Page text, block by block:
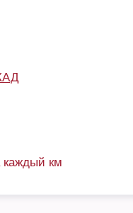
каждый км